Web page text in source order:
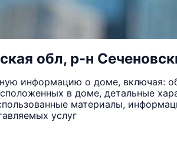
обл, р-н
информацию о доме, включая:
в доме, детальные
материалы,
услуг